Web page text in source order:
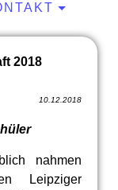
2018
10.12.2018
nahmen
Leipziger